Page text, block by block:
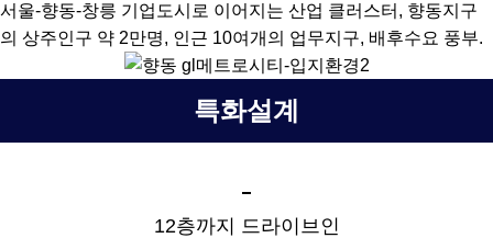
서울-향동-창릉 기업도시로 이어지는 산업 클러스터, 향동지구
의 상주인구 약 2만명, 인근 10여개의 업무지구, 배후수요 풍부.
특화설계
12층까지 드라이브인